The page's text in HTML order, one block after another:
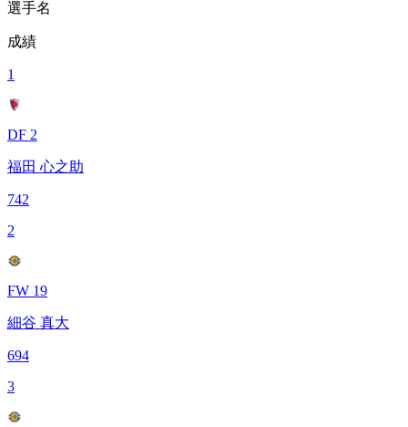
選手名
成績
1
DF 2
福田 心之助
742
2
FW 19
細谷 真大
694
3